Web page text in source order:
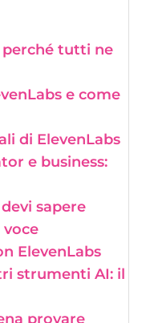
perché tutti ne
e come
di ElevenLabs
e business:
sapere
ElevenLabs
strumenti AI: il
provare